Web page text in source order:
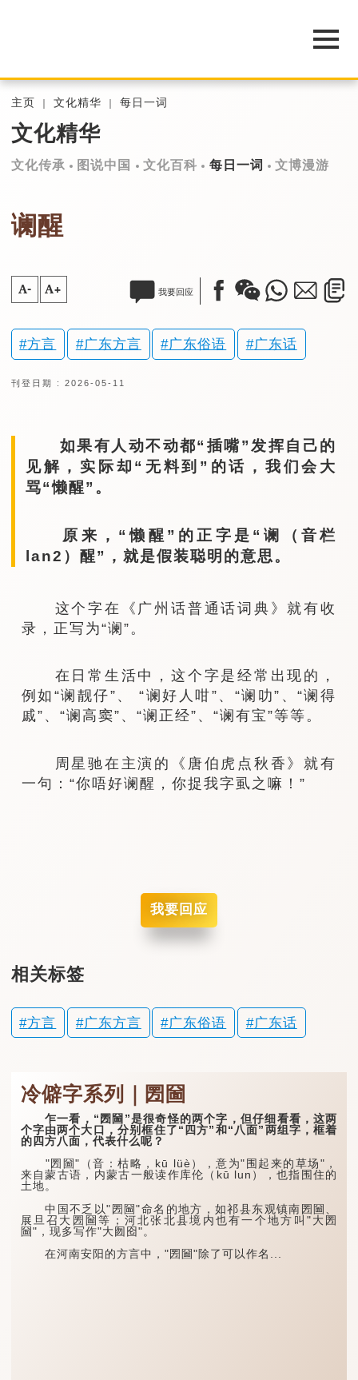
主页 文化精华 每日一词
文化精华
文化传承 图说中国 文化百科 每日一词 文博漫游
谰醒
A- A+ 我要回应
方言 广东方言 广东俗语 广东话
刊登日期 : 2026-05-11
如果有人动不动都“插嘴”发挥自己的
见解，实际却“无料到”的话，我们会大
骂“懒醒”。
原来，“懒醒”的正字是“谰（音栏
lan2）醒”，就是假装聪明的意思。
这个字在《广州话普通话词典》就有收
录，正写为“谰”。
在日常生活中，这个字是经常出现的，
例如“谰靓仔”、 “谰好人咁”、“谰叻”、“谰得
戚”、“谰高窦”、“谰正经”、“谰有宝”等等。
周星驰在主演的《唐伯虎点秋香》就有
一句：“你唔好谰醒，你捉我字虱之嘛！”
我要回应
相关标签
方言 广东方言 广东俗语 广东话
冷僻字系列｜圐圙
乍一看，“圐圙”是很奇怪的两个字，但仔细看看，这两
个字由两个大口，分别框住了“四方”和“八面”两组字，框着
的四方八面，代表什么呢？
"圐圙"（音：枯略，kū lüè），意为"围起来的草场"，
来自蒙古语，内蒙古一般读作库伦（kū lun），也指围住的
土地。
中国不乏以"圐圙"命名的地方，如祁县东观镇南圐圙、
展旦召大圐圙等；河北张北县境内也有一个地方叫"大圐
圙"，现多写作"大囫囵"。
在河南安阳的方言中，"圐圙"除了可以作名...